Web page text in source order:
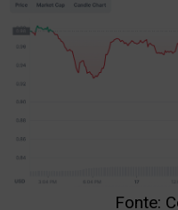
Fonte: